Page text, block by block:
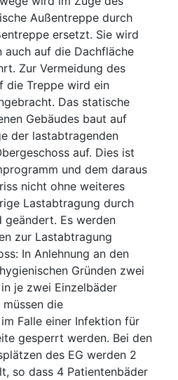
Außentreppe durch
ersetzt. Sie wird
auch auf die Dachfläche
Zur Vermeidung des
die Treppe wird ein
Das statische
Gebäudes baut auf
der lastabtragenden
auf. Dies ist
und dem daraus
nicht ohne weiteres
Lastabtragung durch
geändert. Es werden
zur Lastabtragung
In Anlehnung an den
Gründen zwei
je zwei Einzelbäder
die
Falle einer Infektion für
gesperrt werden. Bei den
des EG werden 2
so dass 4 Patientenbäder